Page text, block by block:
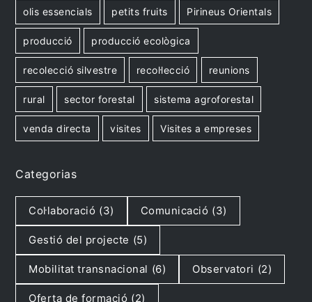
olis essencials petits fruits Pirineus Orientals
producció producció ecològica
recolecció silvestre recol·lecció reunions
rural sector forestal sistema agroforestal
venda directa visites Visites a empreses
Categorias
Col·laboració (3) Comunicació (3)
Gestió del projecte (5)
Mobilitat transnacional (6) Observatori (2)
Oferta de formació (2)